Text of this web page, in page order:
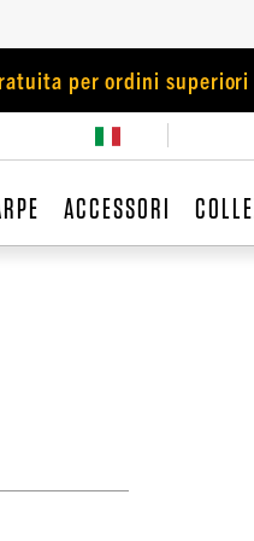
per ordini
ACCESSORI